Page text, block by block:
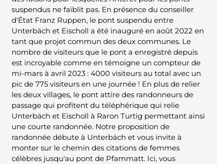
suspendus ne faiblit pas. En présence du conseiller
d'État Franz Ruppen, le pont suspendu entre
Unterbäch et Eischoll a été inauguré en août 2022 en
tant que projet commun des deux communes. Le
nombre de visiteurs que le pont a enregistré depuis
est incroyable comme en témoigne un compteur de
mi-mars à avril 2023 : 4000 visiteurs au total avec un
pic de 775 visiteurs en une journée ! En plus de relier
les deux villages, le pont attire des randonneurs de
passage qui profitent du téléphérique qui relie
Unterbäch et Eischoll à Raron Turtig permettant ainsi
une courte randonnée. Notre proposition de
randonnée débute à Unterbäch et vous invite à
monter sur le chemin des citations de femmes
célèbres jusqu'au pont de Pfammatt. Ici, vous